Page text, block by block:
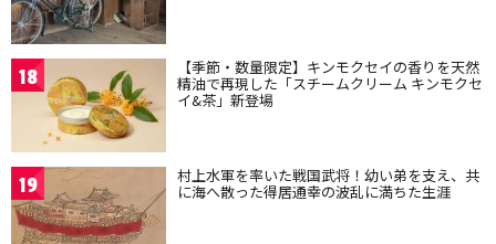
18 【季節・数量限定】キンモクセイの香りを天然
精油で再現した「スチームクリーム キンモクセ
イ&茶」新登場
19 村上水軍を率いた戦国武将！幼い弟を支え、共
に海へ散った得居通幸の波乱に満ちた生涯